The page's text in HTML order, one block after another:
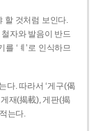
할 것처럼 보인다.
자와 발음이 반드
‘ㅖ’로 인식하므
다. 따라서 ‘게구(偈
재(揭載), 게판(揭
는다.